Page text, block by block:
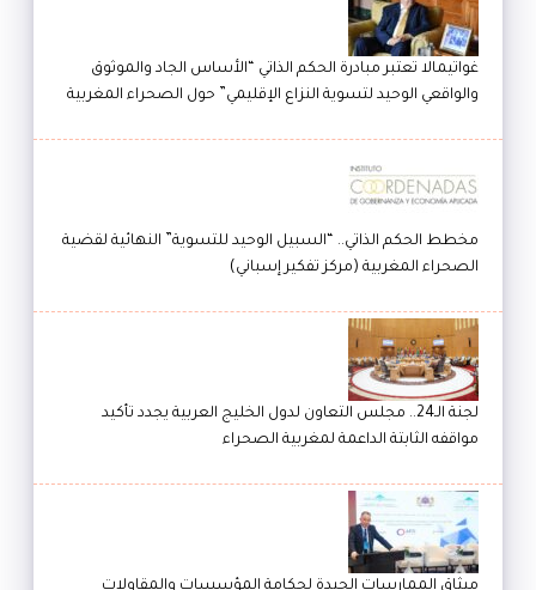
غواتيمالا تعتبر مبادرة الحكم الذاتي “الأساس الجاد والموثوق
والواقعي الوحيد لتسوية النزاع الإقليمي” حول الصحراء المغربية
مخطط الحكم الذاتي.. “السبيل الوحيد للتسوية” النهائية لقضية
الصحراء المغربية (مركز تفكير إسباني)
لجنة الـ24.. مجلس التعاون لدول الخليج العربية يجدد تأكيد
مواقفه الثابتة الداعمة لمغربية الصحراء
ميثاق الممارسات الجيدة لحكامة المؤسسات والمقاولات